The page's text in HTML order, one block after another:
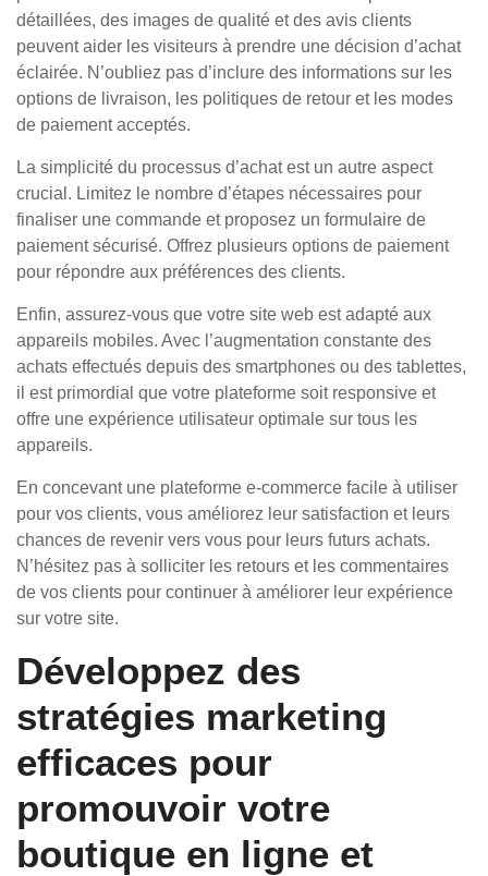
détaillées, des images de qualité et des avis clients
peuvent aider les visiteurs à prendre une décision d’achat
éclairée. N’oubliez pas d’inclure des informations sur les
options de livraison, les politiques de retour et les modes
de paiement acceptés.
La simplicité du processus d’achat est un autre aspect
crucial. Limitez le nombre d’étapes nécessaires pour
finaliser une commande et proposez un formulaire de
paiement sécurisé. Offrez plusieurs options de paiement
pour répondre aux préférences des clients.
Enfin, assurez-vous que votre site web est adapté aux
appareils mobiles. Avec l’augmentation constante des
achats effectués depuis des smartphones ou des tablettes,
il est primordial que votre plateforme soit responsive et
offre une expérience utilisateur optimale sur tous les
appareils.
En concevant une plateforme e-commerce facile à utiliser
pour vos clients, vous améliorez leur satisfaction et leurs
chances de revenir vers vous pour leurs futurs achats.
N’hésitez pas à solliciter les retours et les commentaires
de vos clients pour continuer à améliorer leur expérience
sur votre site.
Développez des
stratégies marketing
efficaces pour
promouvoir votre
boutique en ligne et